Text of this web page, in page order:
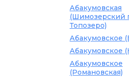
Абакумовская
(Шимозерский
Топозеро)
Абакумовское
Абакумовское
Абакумовское
(Романовская)